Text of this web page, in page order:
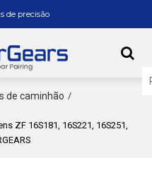
de precisão
de caminhão /
ZF 16S181, 16S221, 16S251,